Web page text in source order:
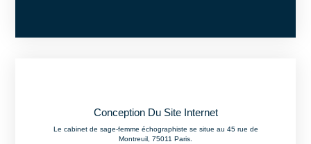
Conception Du Site Internet
Le cabinet de sage-femme échographiste se situe au 45 rue de
Montreuil, 75011 Paris.